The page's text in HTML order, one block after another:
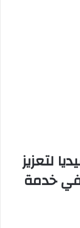
42 وإنفيديا لتعزيز
في خدمة